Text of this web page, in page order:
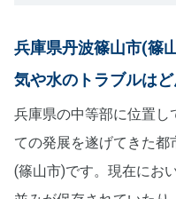
兵庫県丹波篠山市(篠
気や水のトラブルはど
兵庫県の中等部に位置し
ての発展を遂げてきた
(篠山市)です。現在にお